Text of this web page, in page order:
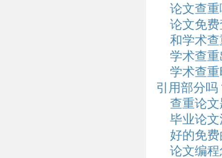
论文查
论文免
和学术
学术查
学术查
引用部分吗
查重论
毕业论
好的免
论文编